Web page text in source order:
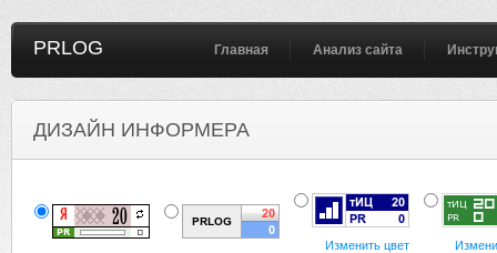
PRLOG Главная Анализ сайта
ДИЗАЙН ИНФОРМЕРА
Изменить цвет